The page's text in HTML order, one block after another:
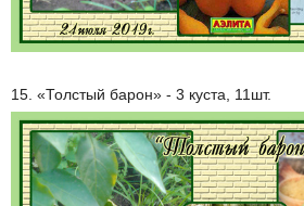
15. «Толстый барон» - 3 куста, 11шт.